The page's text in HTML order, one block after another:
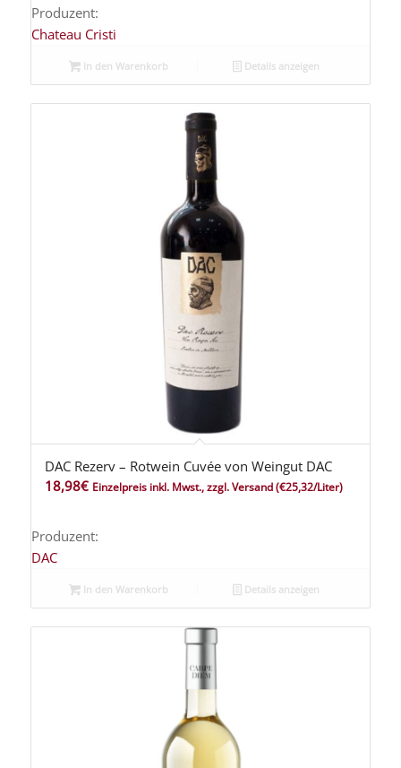
Produzent:
Chateau Cristi
In den Warenkorb Details anzeigen
2.50
DAC Rezerv – Rotwein Cuvée von Weingut DAC
18,98€ Einzelpreis inkl. Mwst., zzgl. Versand(€25,32/Liter)
Produzent:
DAC
In den Warenkorb Details anzeigen